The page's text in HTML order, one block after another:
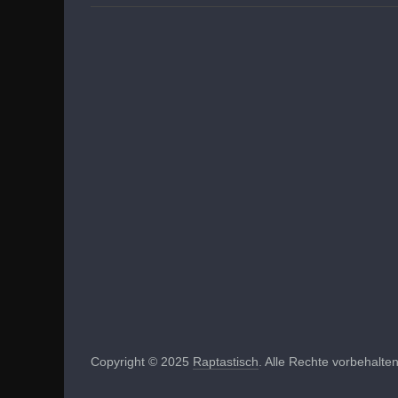
Copyright © 2025 Raptastisch . Alle Rechte